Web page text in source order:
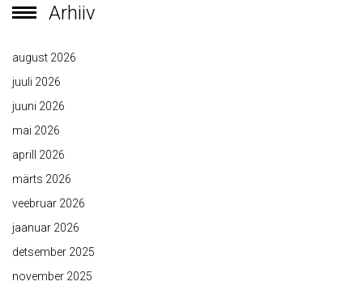
Arhiiv
august 2026
juuli 2026
juuni 2026
mai 2026
aprill 2026
märts 2026
veebruar 2026
jaanuar 2026
detsember 2025
november 2025